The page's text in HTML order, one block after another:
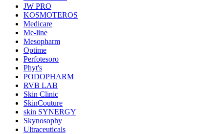
JW PRO
KOSMOTEROS
Medicare
Me-line
Mesopharm
Optime
Perfotesoro
Phyt's
PODOPHARM
RVB LAB
Skin Clinic
SkinCouture
skin SYNERGY
Skynosophy
Ultraceuticals